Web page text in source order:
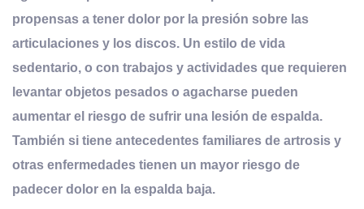
propensas a tener dolor por la presión sobre las
articulaciones y los discos. Un estilo de vida
sedentario, o con trabajos y actividades que requieren
levantar objetos pesados o agacharse pueden
aumentar el riesgo de sufrir una lesión de espalda.
También si tiene antecedentes familiares de artrosis y
otras enfermedades tienen un mayor riesgo de
padecer dolor en la espalda baja.